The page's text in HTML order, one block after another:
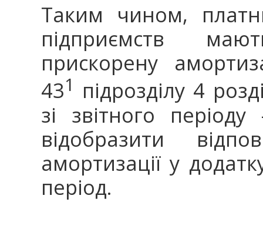
Таким чином,
підприємств
прискорену
431 підрозділу 4
зі звітного
відобразити
амортизації у
період.